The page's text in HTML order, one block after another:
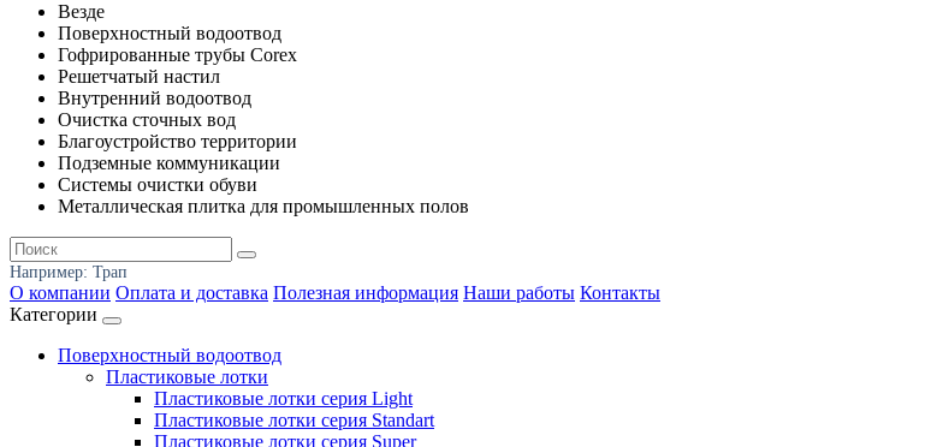
Везде
Поверхностный водоотвод
Гофрированные трубы Corex
Решетчатый настил
Внутренний водоотвод
Очистка сточных вод
Благоустройство территории
Подземные коммуникации
Системы очистки обуви
Металлическая плитка для промышленных полов
Например: Трап
О компании Оплата и доставка Полезная информация Наши работы Контакты
Категории
Поверхностный водоотвод
Пластиковые лотки
Пластиковые лотки серия Light
Пластиковые лотки серия Standart
Пластиковые лотки серия Super